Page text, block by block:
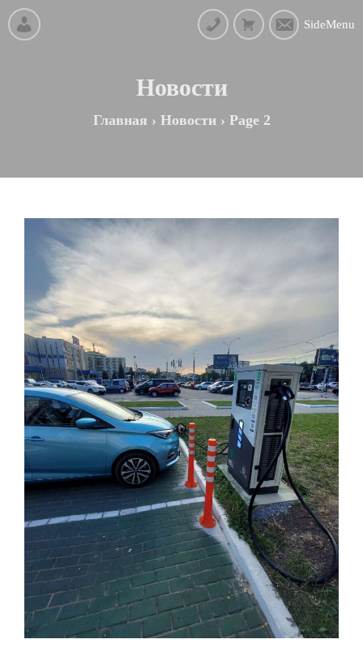
SideMenu
Новости
Главная › Новости› Page 2